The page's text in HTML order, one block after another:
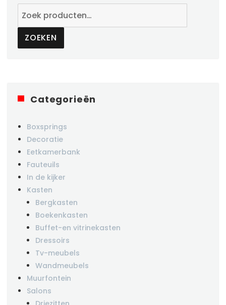
naar:
ZOEKEN
Categorieën
Boxsprings
Decoratie
Eetkamerbank
Fauteuils
In de kijker
Kasten
Bergkasten
Boekenkasten
Buffet-en vitrinekasten
Dressoirs
Tv-meubels
Wandmeubels
Muurfontein
Salons